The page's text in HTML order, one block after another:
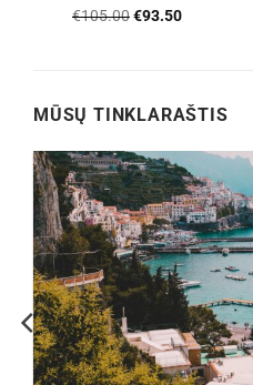
Įvertinimas:
€105.00Original
€93.50Current
MŪSŲ TINKLARAŠTIS